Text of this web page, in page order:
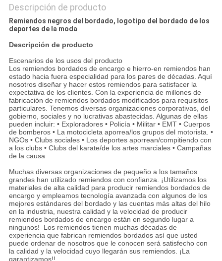
Descripción de producto
Remiendos negros del bordado, logotipo del bordado de los
deportes de la moda
Descripción de producto
Escenarios de los usos del producto
Los remiendos bordados de encargo e hierro-en remiendos han
estado hacia fuera especialidad para los pares de décadas. Aquí
nosotros diseñar y hacer estos remiendos para satisfacer la
expectativa de los clientes. Con la experiencia de millones de
fabricación de remiendos bordados modificados para requisitos
particulares. Tenemos diversas organizaciones corporativas, del
gobierno, sociales y no lucrativas abastecidas. Algunas de ellas
pueden incluir: • Exploradores • Policía • Militar • EMT • Cuerpos
de bomberos • La motocicleta aporrea/los grupos del motorista. •
NGOs • Clubs sociales • Los deportes aporrean/compitiendo con
a los clubs • Clubs del karate/de los artes marciales • Campañas
de la causa
Muchas diversas organizaciones de pequeño a los tamaños
grandes han utilizado remiendos con confianza. ¡Utilizamos los
materiales de alta calidad para producir remiendos bordados de
encargo y empleamos tecnología avanzada con algunos de los
mejores estándares del bordado y las cuentas más altas del hilo
en la industria, nuestra calidad y la velocidad de producir
remiendos bordados de encargo están en segundo lugar a
ningunos! Los remiendos tienen muchas décadas de
experiencia que fabrican remiendos bordados así que usted
puede ordenar de nosotros que le conocen será satisfecho con
la calidad y la velocidad cuyo llegarán sus remiendos. ¡La
garantizamos!!